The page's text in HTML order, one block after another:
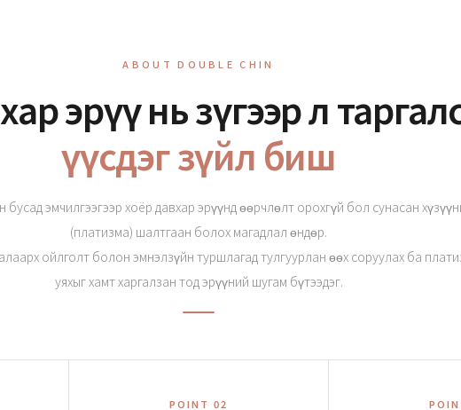
ABOUT DOUBLE CHIN
эрүү нь зүгээр л
үүсдэг зүйл биш
эмчилгээгээр хоёр давхар эрүүнд өөрчлөлт орохгүй бол сунасан
(платизма) шалтгаан болох магадлал өндөр.
ойлголт болон эмнэлзүйн туршлагад тулгуурлан өөх соруулах ба
уяхыг хамт харгалзан тод эрүүний шугам бүтээдэг.
POINT 02